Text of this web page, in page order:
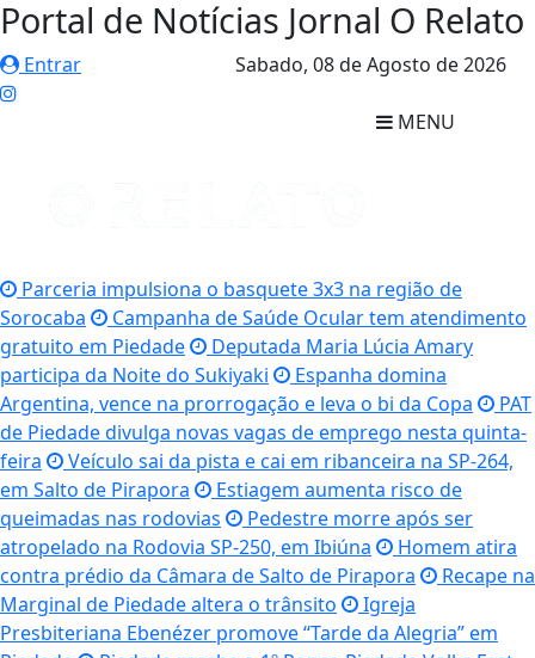
Portal de Notícias Jornal O Relato
Entrar Sabado, 08 de Agosto de 2026
MENU
Parceria impulsiona o basquete 3x3 na região de
Sorocaba
Campanha de Saúde Ocular tem atendimento
gratuito em Piedade
Deputada Maria Lúcia Amary
participa da Noite do Sukiyaki
Espanha domina
Argentina, vence na prorrogação e leva o bi da Copa
PAT
de Piedade divulga novas vagas de emprego nesta quinta-
feira
Veículo sai da pista e cai em ribanceira na SP-264,
em Salto de Pirapora
Estiagem aumenta risco de
queimadas nas rodovias
Pedestre morre após ser
atropelado na Rodovia SP-250, em Ibiúna
Homem atira
contra prédio da Câmara de Salto de Pirapora
Recape na
Marginal de Piedade altera o trânsito
Igreja
Presbiteriana Ebenézer promove “Tarde da Alegria” em